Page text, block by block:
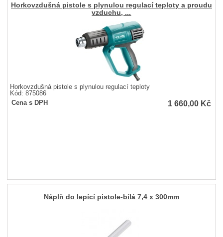
Horkovzdušná pistole s plynulou regulací teploty a proudu
vzduchu, ...
Horkovzdušná pistole s plynulou regulací teploty
Kód: 875086
Cena s DPH
1 660,00 Kč
Náplň do lepící pistole-bílá 7,4 x 300mm